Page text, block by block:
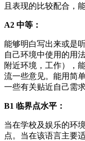
且表现的比较配合，
A2 中等：
能够明白写出来或是
自己环境中使用的用
附近环境，工作），
流一些意见。能用简
一些有关贴近自己需求
B1 临界点水平：
当在学校及娱乐的环
点。当在该语言主要